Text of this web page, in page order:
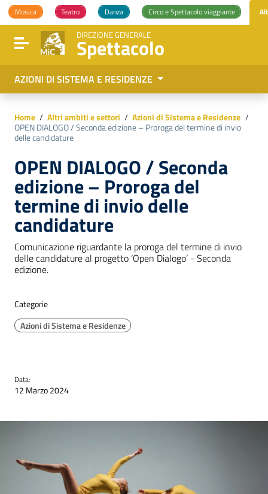
Vai ai contenuti
Vai al menu di navigazione
Vai al footer
Musica Teatro Danza Circo e Spettacolo viaggiante
Attiva / disattiva la navigazione
DIREZIONE GENERALE
Spettacolo
AZIONI DI SISTEMA E RESIDENZE
Home / Altri ambiti e settori / Azioni di Sistema e Residenze /
OPEN DIALOGO / Seconda edizione – Proroga del termine di invio
delle candidature
OPEN DIALOGO / Seconda
edizione – Proroga del
termine di invio delle
candidature
Comunicazione riguardante la proroga del termine di invio
delle candidature al progetto ‘Open Dialogo’ - Seconda
edizione.
Categorie
Azioni di Sistema e Residenze
Data:
12 Marzo 2024